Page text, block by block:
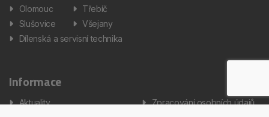
Olomouc
Slušovice
Třebíč
Všejany
Dílenská a servisní technika
Informace
Aktuality
Zpracování osobních údajů